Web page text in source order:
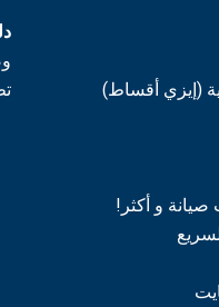
(إيزي أقساط)